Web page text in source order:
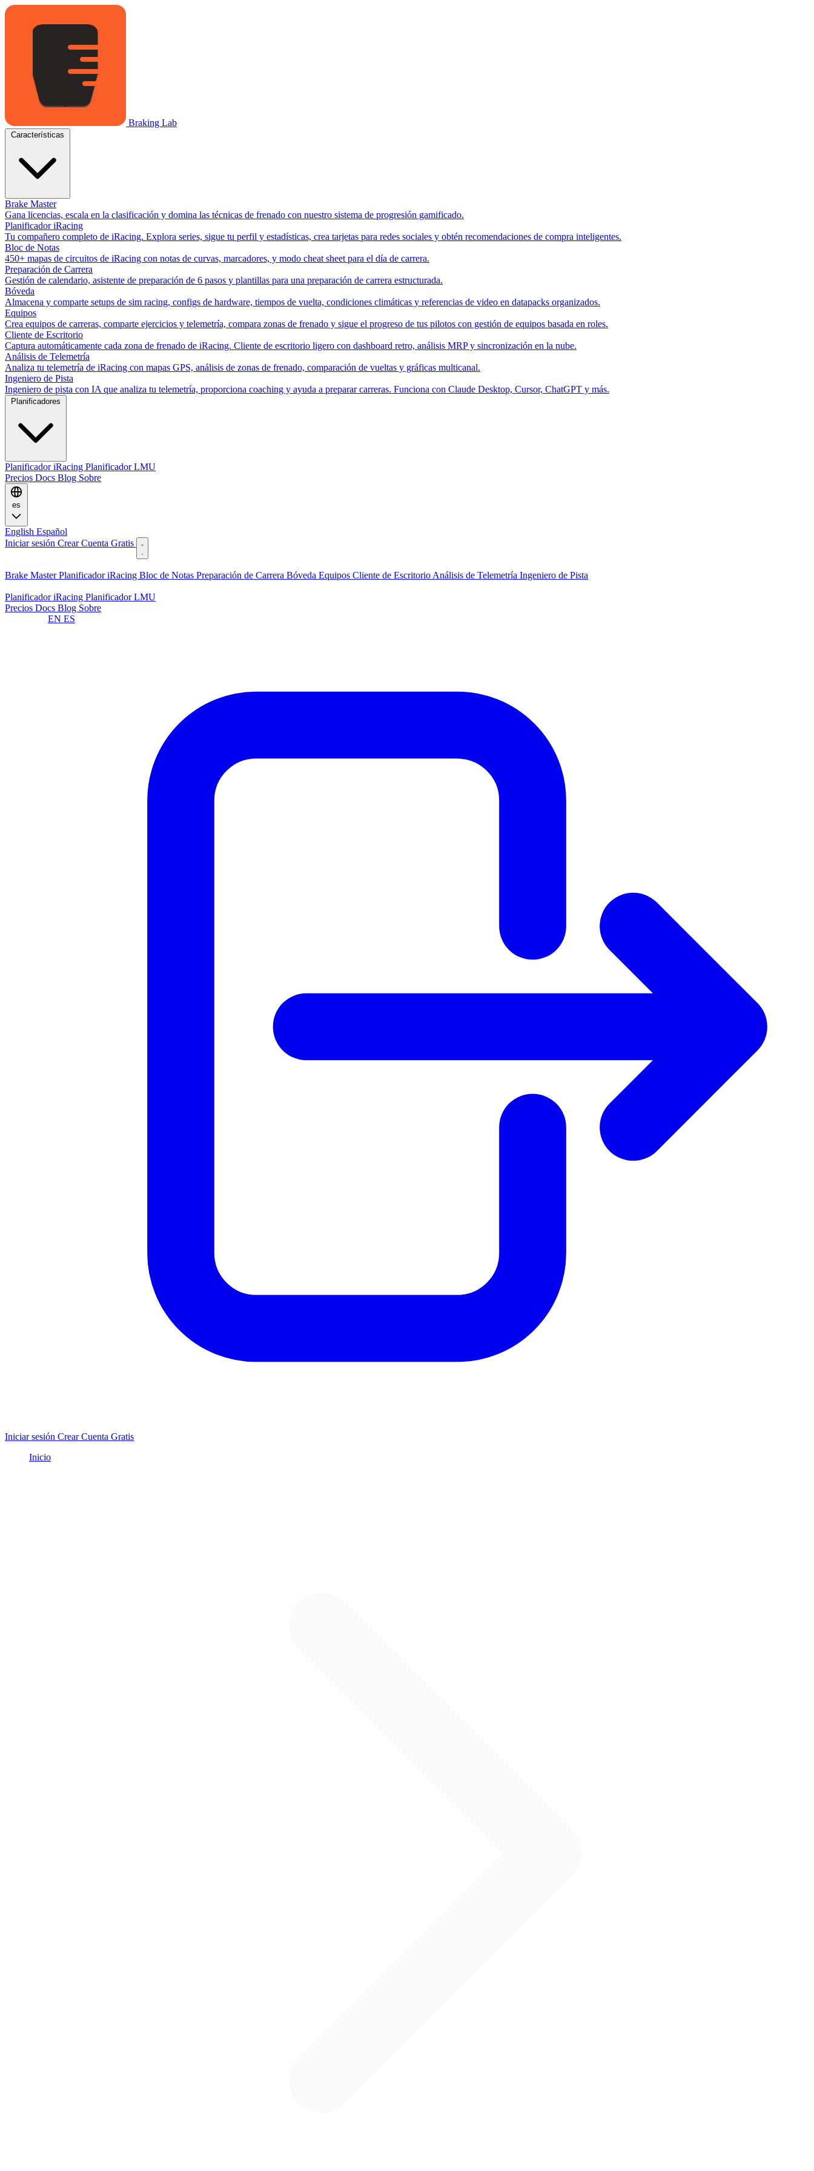
Braking Lab
Brake Master
Gana licencias, escala en la clasificación y domina las técnicas de frenado con nuestro sistema de progresión gamificado.
Planificador iRacing
Tu compañero completo de iRacing. Explora series, sigue tu perfil y estadísticas, crea tarjetas para redes sociales y obtén recomendaciones de compra inteligentes.
Bloc de Notas
450+ mapas de circuitos de iRacing con notas de curvas, marcadores, y modo cheat sheet para el día de carrera.
Preparación de Carrera
Gestión de calendario, asistente de preparación de 6 pasos y plantillas para una preparación de carrera estructurada.
Bóveda
Almacena y comparte setups de sim racing, configs de hardware, tiempos de vuelta, condiciones climáticas y referencias de video en datapacks organizados.
Equipos
Crea equipos de carreras, comparte ejercicios y telemetría, compara zonas de frenado y sigue el progreso de tus pilotos con gestión de equipos basada en roles.
Cliente de Escritorio
Captura automáticamente cada zona de frenado de iRacing. Cliente de escritorio ligero con dashboard retro, análisis MRP y sincronización en la nube.
Análisis de Telemetría
Analiza tu telemetría de iRacing con mapas GPS, análisis de zonas de frenado, comparación de vueltas y gráficas multicanal.
Ingeniero de Pista
Ingeniero de pista con IA que analiza tu telemetría, proporciona coaching y ayuda a preparar carreras. Funciona con Claude Desktop, Cursor, ChatGPT y más.
Planificador iRacing Planificador LMU
Precios Docs Blog Sobre
es
English Español
Iniciar sesión Crear Cuenta Gratis
Brake MasterPlanificador iRacing Bloc de Notas Preparación de Carrera Bóveda Equipos Cliente de Escritorio Análisis de Telemetría Ingeniero de Pista
Planificador iRacing Planificador LMU
Precios Docs Blog Sobre
EN ES
Iniciar sesión Crear Cuenta Gratis
Inicio